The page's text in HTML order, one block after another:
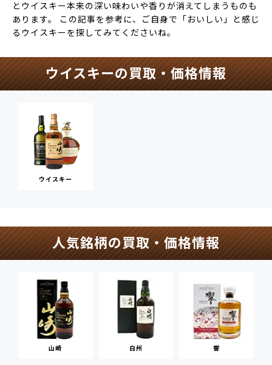
とウイスキー本来の深い味わいや香りが消えてしまうものも
あります。 この記事を参考に、ご自身で「おいしい」と感じ
るウイスキーを探してみてくださいね。
ウイスキーの買取・価格情報
ウイスキー
人気銘柄の買取・価格情報
山崎 白州 響